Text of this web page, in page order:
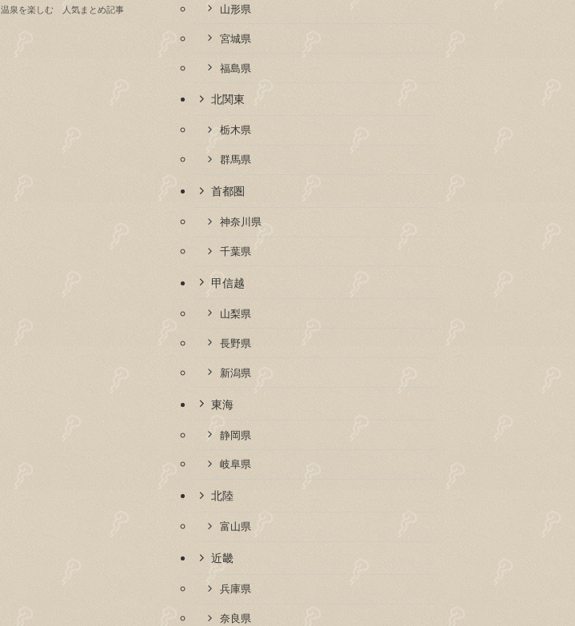
温泉を楽しむ 人気まとめ記事
山形県
宮城県
福島県
北関東
栃木県
群馬県
首都圏
神奈川県
千葉県
甲信越
山梨県
長野県
新潟県
東海
静岡県
岐阜県
北陸
富山県
近畿
兵庫県
奈良県